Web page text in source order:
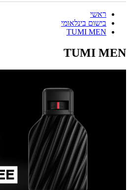
ראשי
בישום בינלאומי
TUMI MEN
TUMI MEN